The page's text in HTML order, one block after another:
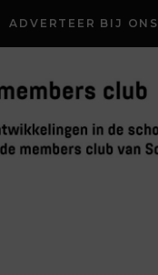
ADVERTEER BIJ ONS